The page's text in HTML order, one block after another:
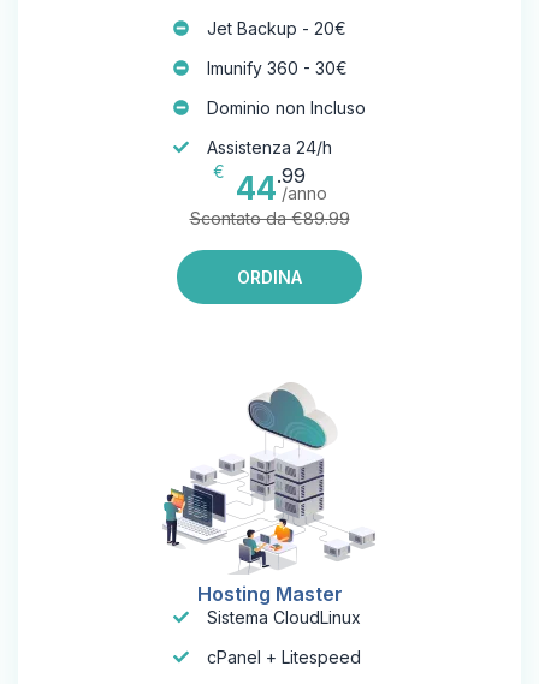
Jet Backup - 20€
Imunify 360 - 30€
Dominio non Incluso
Assistenza 24/h
€
44.99
/anno
Scontato da €89.99
ORDINA
Hosting Master
Sistema CloudLinux
cPanel + Litespeed